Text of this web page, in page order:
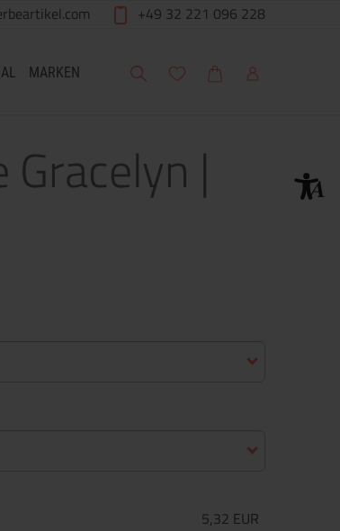
+49 32 221 096 228
MARKEN Suche Meine Wunschliste
WarenkorbMein Account
|
5,32 EUR